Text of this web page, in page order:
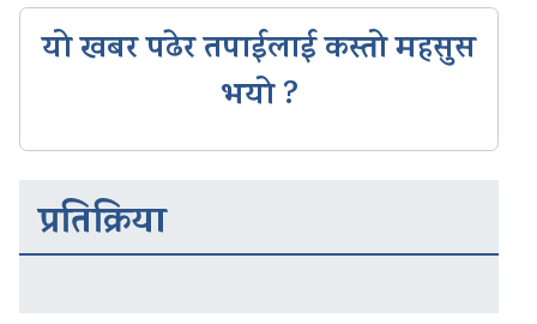
यो खबर पढेर तपाईलाई कस्तो महसुस
भयो ?
प्रतिक्रिया